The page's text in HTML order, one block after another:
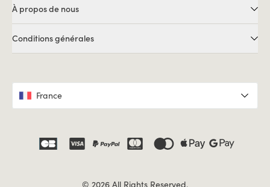
© 2026 All Rights Reserved.
À propos de nous
Conditions générales
France